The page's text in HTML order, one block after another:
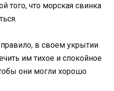
того, что морская свинка
в своем укрытии
им тихое и спокойное
они могли хорошо